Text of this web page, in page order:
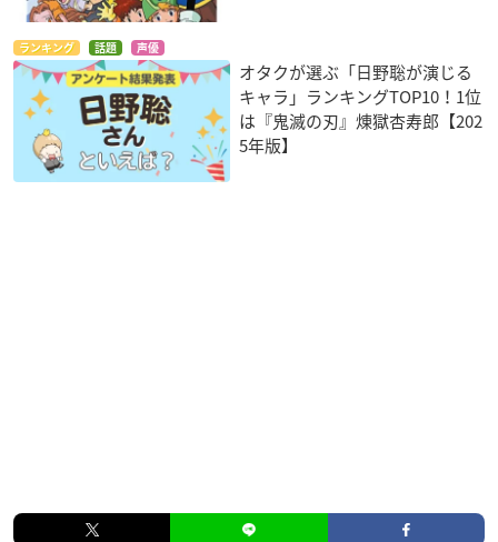
ランキング 話題 声優
オタクが選ぶ「日野聡が演じる
キャラ」ランキングTOP10！1位
は『鬼滅の刃』煉󠄁獄杏寿郎【202
5年版】